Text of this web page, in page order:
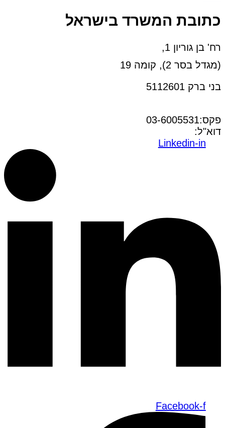
כתובת המשרד בישראל
רח' בן גוריון 1,
(מגדל בסר 2), קומה 19
בני ברק 5112601
פקס:03-6005531
דוא"ל:
Linkedin-in
Facebook-f